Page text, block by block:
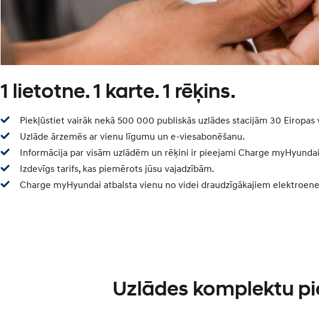
1 lietotne. 1 karte. 1 rēķins.
Piekļūstiet vairāk nekā 500 000 publiskās uzlādes stacijām 30 Eiropas
Uzlāde ārzemēs ar vienu līgumu un e-viesabonēšanu.
Informācija par visām uzlādēm un rēķini ir pieejami Charge
Izdevīgs tarifs, kas piemērots jūsu vajadzībām.
Charge myHyundai atbalsta vienu no videi draudzīgākajiem
Uzlādes komplektu